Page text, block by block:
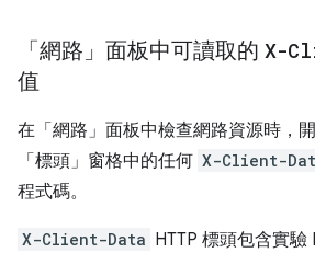
「網路」面板中可讀取的 X-
值
在「網路」面板中檢查網路資源時，
「標頭」窗格中的任何 X-Client-
程式碼。
X-Client-Data HTTP 標頭包含實